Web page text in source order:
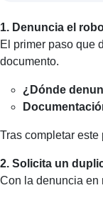
1. Denuncia el
El primer paso que
documento.
¿Dónde
Tras completar
2. Solicita un
Con la denuncia en